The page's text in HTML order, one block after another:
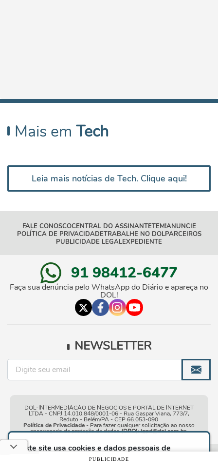
Este site usa cookies e dados pessoais de
acordo com os nossosTermos de Uso e Política
e, ao continuar navegando neste
Mais em Tech
Leia mais notícias de Tech. Clique aqui!
FALE CONOSCOCENTRAL DO ASSINANTETEM!ANUNCIE
POLÍTICA DE PRIVACIDADETRABALHE NO DOLPARCEIROS
PUBLICIDADE LEGALEXPEDIENTE
91 98412-6477
Faça sua denúncia pelo WhatsApp do Diário e apareça no
DOL!
NEWSLETTER
DOL-INTERMEDIACAO DE NEGOCIOS E PORTAL DE INTERNET
LTDA - CNPJ 14.010.848/0001-06 - Rua Gaspar Viana, 773/7,
Reduto - Belém/PA - CEP 66.053-090
Política de Privacidade- Para fazer qualquer solicitação ao nosso
encarregado de proteção de dados(DPO):lgpd@dol.com.br.
| © Copyright 2010-2026 DOL - Diário
PUBLICIDADE